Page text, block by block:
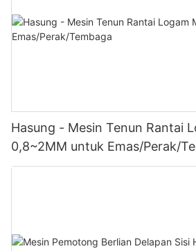
Hasung - Mesin Tenun Rantai
0,8~2MM untuk Emas/Perak/